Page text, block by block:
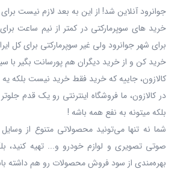
جوانرود آنلاین شد! از این به بعد لازم نیست
خرید های سوپرمارکتی در کمتر از نیم ساعت
برای شهر جوانرود ولی غیر سوپرمارکتی برای کل
خرید کن و از خرید دیگران هم پورسانت بگیر با
کالازون، جاییه که خرید فقط خرید نیست بلکه
در کالازون، ما فروشگاه اینترنتی رو یک قدم
بلکه میتونه به نفع همه باشه !
شما نه‌ تنها می‌تونید محصولاتی متنوع از
صوتی تصویری و لوازم خودرو و... تهیه کنید،
بهره‌مندی از سود فروش محصولات رو هم داشته